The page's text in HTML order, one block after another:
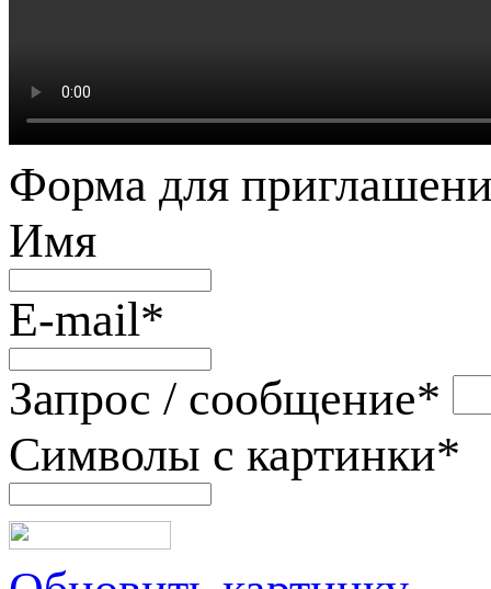
Форма для
Имя
E-mail*
Запрос / сообщение*
Символы с картинки*